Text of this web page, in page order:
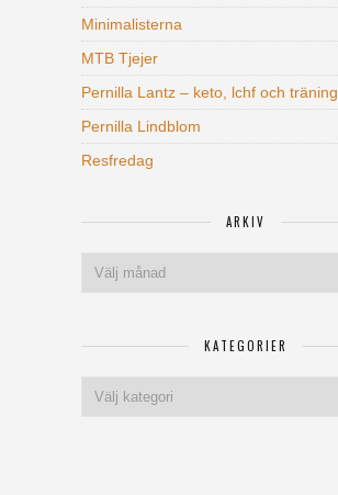
Minimalisterna
MTB Tjejer
Pernilla Lantz – keto, lchf och träning
Pernilla Lindblom
Resfredag
ARKIV
KATEGORIER